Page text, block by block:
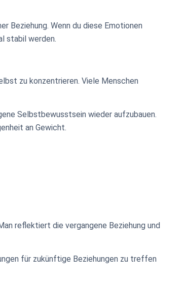
Beziehung. Wenn du diese Emotionen
stabil werden.
zu konzentrieren. Viele Menschen
Selbstbewusstsein wieder aufzubauen.
an Gewicht.
reflektiert die vergangene Beziehung und
für zukünftige Beziehungen zu treffen